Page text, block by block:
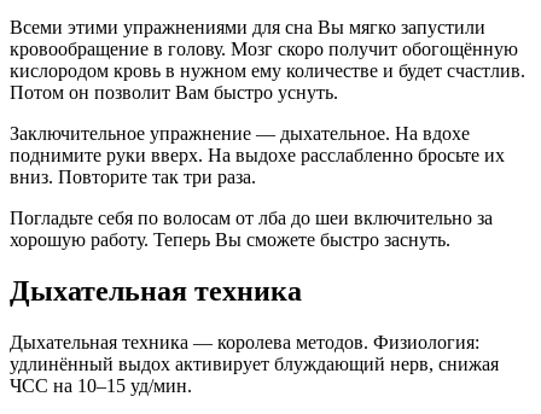
Всеми этими упражнениями для сна Вы мягко запустили
кровообращение в голову. Мозг скоро получит обогощённую
кислородом кровь в нужном ему количестве и будет счастлив.
Потом он позволит Вам быстро уснуть.
Заключительное упражнение — дыхательное. На вдохе
поднимите руки вверх. На выдохе расслабленно бросьте их
вниз. Повторите так три раза.
Погладьте себя по волосам от лба до шеи включительно за
хорошую работу. Теперь Вы сможете быстро заснуть.
Дыхательная техника
Дыхательная техника — королева методов. Физиология:
удлинённый выдох активирует блуждающий нерв, снижая
ЧСС на 10–15 уд/мин.